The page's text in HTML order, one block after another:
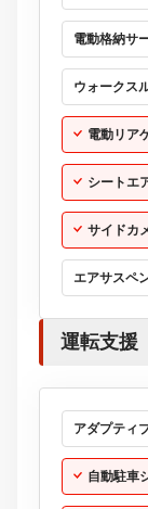
電動格納サ
ウォークス
電動リア
シートエ
サイドカ
エアサスペ
運転支援
アダプティ
自動駐車